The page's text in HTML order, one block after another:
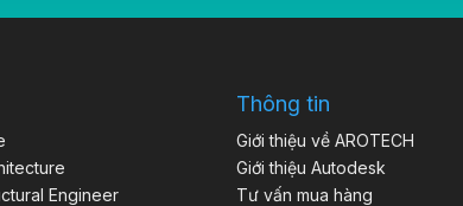
Engineer
Thông tin
Giới thiệu về AROTECH
Giới thiệu Autodesk
Tư vấn mua hàng